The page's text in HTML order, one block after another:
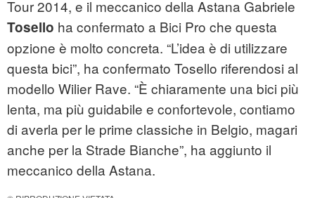
Tour 2014, e il meccanico della Astana Gabriele
Tosello ha confermato a Bici Pro che questa
opzione è molto concreta. “L’idea è di utilizzare
questa bici”, ha confermato Tosello riferendosi al
modello Wilier Rave. “È chiaramente una bici più
lenta, ma più guidabile e confortevole, contiamo
di averla per le prime classiche in Belgio, magari
anche per la Strade Bianche”, ha aggiunto il
meccanico della Astana.